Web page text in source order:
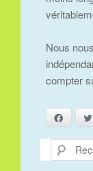
Nous
compter
Recherche